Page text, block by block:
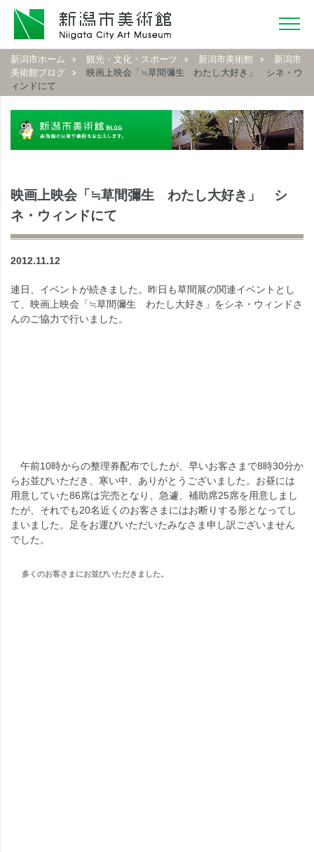
新潟市ホーム 観光・文化・スポーツ 新潟市美術館
新潟市
美術館ブログ
映画上映会「≒草間彌生 わたし大好き」 シネ・ウ
ィンドにて
映画上映会「≒草間彌生 わたし大好き」 シ
ネ・ウィンドにて
2012.11.12
連日、イベントが続きました。昨日も草間展の関連イベントとし
て、映画上映会「≒草間彌生 わたし大好き」をシネ・ウィンドさ
んのご協力で行いました。
午前10時からの整理券配布でしたが、早いお客さまで8時30分か
らお並びいただき、寒い中、ありがとうございました。お昼には
用意していた86席は完売となり、急遽、補助席25席を用意しまし
たが、それでも20名近くのお客さまにはお断りする形となってし
まいました。足をお運びいただいたみなさま申し訳ございません
でした。
多くのお客さまにお並びいただきました。